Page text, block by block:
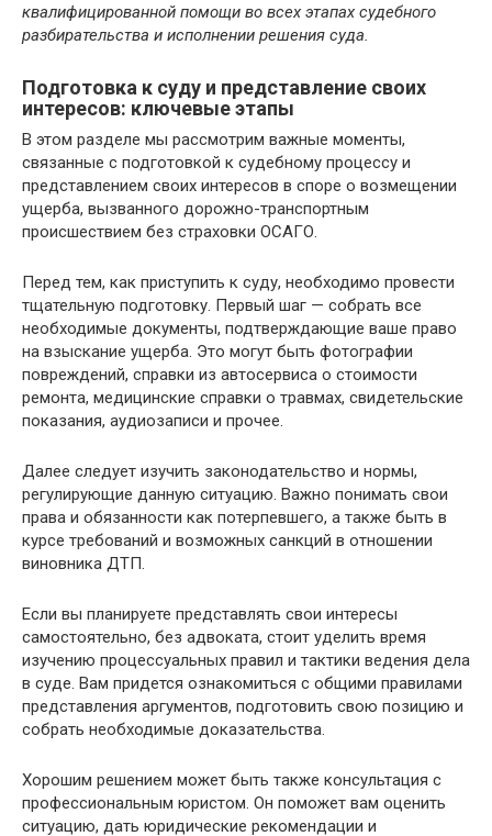
квалифицированной помощи во всех этапах судебного
разбирательства и исполнении решения суда.
Подготовка к суду и представление своих
интересов: ключевые этапы
В этом разделе мы рассмотрим важные моменты,
связанные с подготовкой к судебному процессу и
представлением своих интересов в споре о возмещении
ущерба, вызванного дорожно-транспортным
происшествием без страховки ОСАГО.
Перед тем, как приступить к суду, необходимо провести
тщательную подготовку. Первый шаг — собрать все
необходимые документы, подтверждающие ваше право
на взыскание ущерба. Это могут быть фотографии
повреждений, справки из автосервиса о стоимости
ремонта, медицинские справки о травмах, свидетельские
показания, аудиозаписи и прочее.
Далее следует изучить законодательство и нормы,
регулирующие данную ситуацию. Важно понимать свои
права и обязанности как потерпевшего, а также быть в
курсе требований и возможных санкций в отношении
виновника ДТП.
Если вы планируете представлять свои интересы
самостоятельно, без адвоката, стоит уделить время
изучению процессуальных правил и тактики ведения дела
в суде. Вам придется ознакомиться с общими правилами
представления аргументов, подготовить свою позицию и
собрать необходимые доказательства.
Хорошим решением может быть также консультация с
профессиональным юристом. Он поможет вам оценить
ситуацию, дать юридические рекомендации и